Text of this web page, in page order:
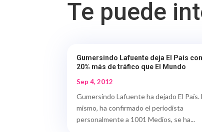
Te puede
Gumersindo Lafuente deja El País
20% más de tráfico que El Mundo
Sep 4, 2012
Gumersindo Lafuente ha dejado El País.
mismo, ha confirmado el periodista
personalmente a 1001 Medios, se ha...